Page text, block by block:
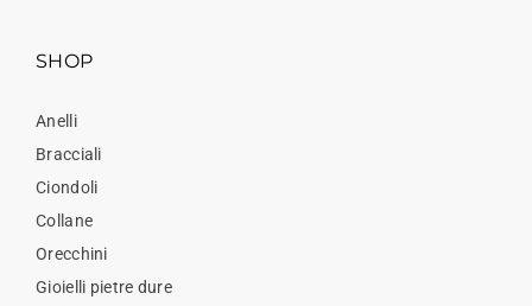
SHOP
Anelli
Bracciali
Ciondoli
Collane
Orecchini
Gioielli pietre dure